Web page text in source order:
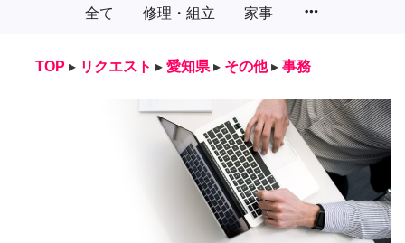
全て 修理・組立 家事 more_horiz
TOP ▸ リクエスト ▸ 愛知県 ▸ その他 ▸ 事務